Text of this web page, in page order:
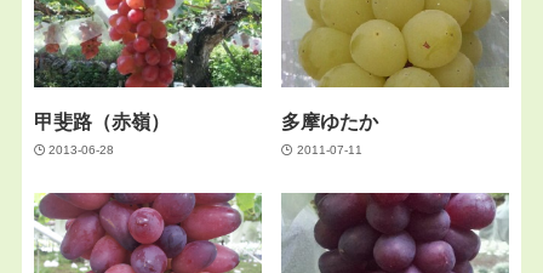
甲斐路（赤嶺）
2013-06-28
多摩ゆたか
2011-07-11